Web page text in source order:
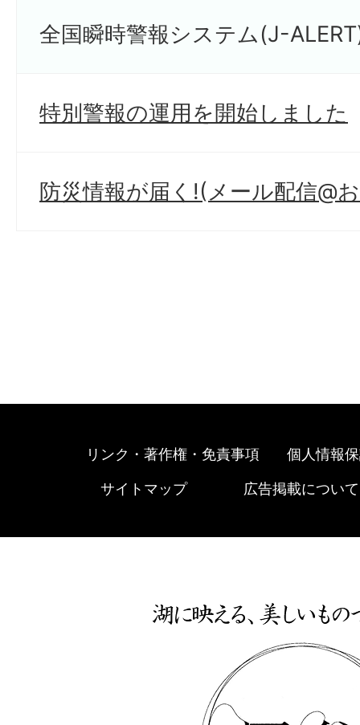
全国瞬時警報システム(J-
特別警報の運用を開始しました
防災情報が届く!(メール配信@
リンク・著作権・免責事項 個人情報
サイトマップ 広告掲載について